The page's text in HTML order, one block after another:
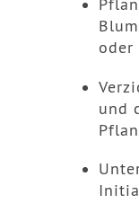
oder
und